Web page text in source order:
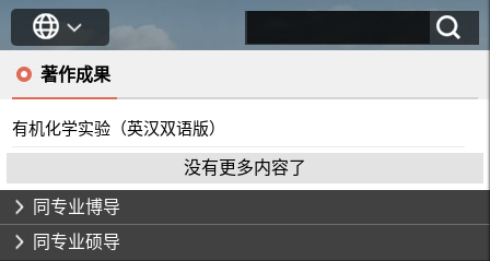
著作成果
有机化学实验（英汉双语版）
没有更多内容了
同专业博导
同专业硕导